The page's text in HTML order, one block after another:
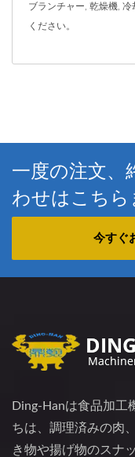
ブランチャー 乾燥機 冷
ください。
一度の注文、
わせはこちら
今すぐ
Ding-Hanは食品加工
ちは、調理済みの肉
き物や揚げ物のスナ